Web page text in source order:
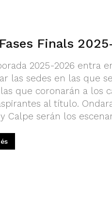
Finals
2025-2026 entra
las sedes en las que
las que coronarán a los
al título.
y Calpe serán los